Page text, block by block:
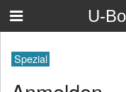
U-
Spezial